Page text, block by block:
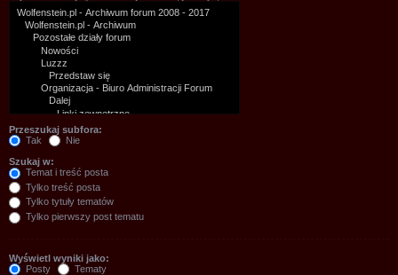
Przeszukaj subfora:
Tak
Nie
Szukaj w:
Temat i treść posta
Tylko treść posta
Tylko tytuły tematów
Tylko pierwszy post tematu
Wyświetl wyniki jako:
Posty
Tematy